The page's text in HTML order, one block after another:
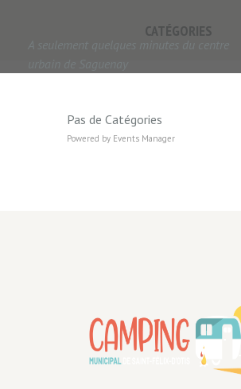
A seulement quelques minutes du centre
urbain de Saguenay
CATÉGORIES
Pas de Catégories
Powered by Events Manager